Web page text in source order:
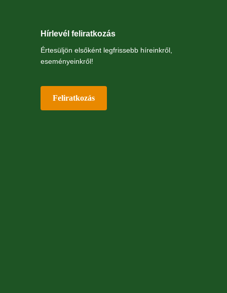
Hírlevél feliratkozás
Értesüljön elsőként legfrissebb híreinkről,
eseményeinkről!
Feliratkozás